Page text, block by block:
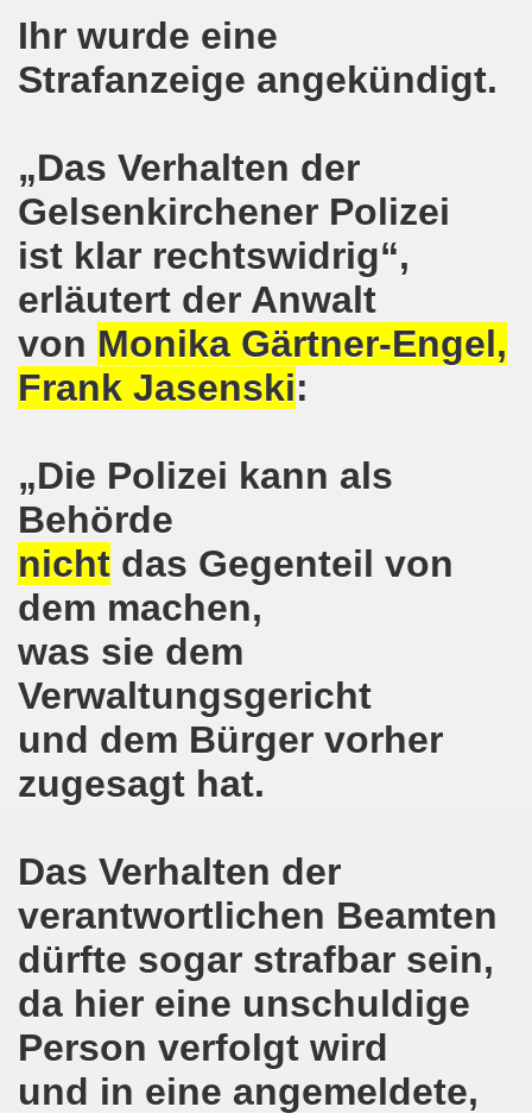
Ihr wurde eine
Strafanzeige angekündigt.
„Das Verhalten der
Gelsenkirchener Polizei
ist klar rechtswidrig“,
erläutert der Anwalt
von Monika Gärtner-Engel,
Frank Jasenski:
„Die Polizei kann als
Behörde
nicht das Gegenteil von
dem machen,
was sie dem
Verwaltungsgericht
und dem Bürger vorher
zugesagt hat.
Das Verhalten der
verantwortlichen Beamten
dürfte sogar strafbar sein,
da hier eine unschuldige
Person verfolgt wird
und in eine angemeldete,
protestiert und demonstriert am 14.10.2019:
auf der 16. bundesweiten Herbstdemo-
am 03. Oktober 2019 in Erfurt
Bewegung am 09.09.2019 erklärt Dietrich Keil aus
am 09.09.2019 in Gelsenkirchen
findet am 03.10.2019 in Erfurt statt!
am 12.08.2019 - ein begeisterndes Fest
in Gelsenkirchen: Die Entlassungen im
diskutierte am 13.05.2019 mit Europawahl-
der Bergleute und ihrer Familien am 17.06.2019 und
diskutiert am 13.05.2019 mit Europawahl-
nimmt am 08.04.2019 Mietfragen, Hartz IV und
Bewegung am 11.03.2019 mahnt an Folgen von
am 11.03.2019 solidarisch mit Kollegen in
am 11.02.2019 protestiert und demonstriert
am 11.02.2019 - antifaschistische Demonstration
701. Montagsdemonstration Gelsenkirchen
stärken - jetzt erst recht!
wünscht allen Freundinnen und wünscht allen